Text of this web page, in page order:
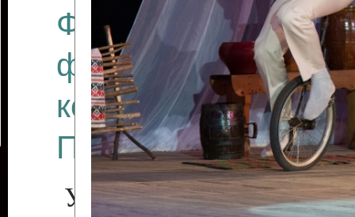
Финал
фестиваля
коллективов
Приднестровского
Участники фестиваля: